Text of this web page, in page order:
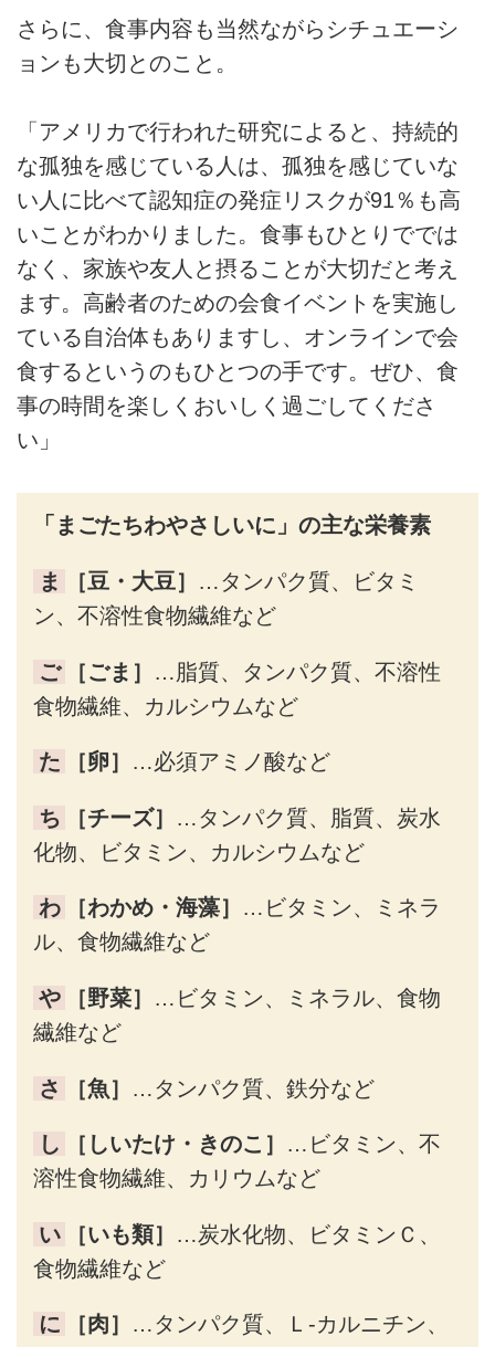
さらに、食事内容も当然ながらシチュエーシ
ョンも大切とのこと。
「アメリカで行われた研究によると、持続的
な孤独を感じている人は、孤独を感じていな
い人に比べて認知症の発症リスクが91％も高
いことがわかりました。食事もひとりででは
なく、家族や友人と摂ることが大切だと考え
ます。高齢者のための会食イベントを実施し
ている自治体もありますし、オンラインで会
食するというのもひとつの手です。ぜひ、食
事の時間を楽しくおいしく過ごしてくださ
い」
「まごたちわやさしいに」の主な栄養素
ま ［豆・大豆］ …タンパク質、ビタミ
ン、不溶性食物繊維など
ご ［ごま］ …脂質、タンパク質、不溶性
食物繊維、カルシウムなど
た ［卵］ …必須アミノ酸など
ち ［チーズ］ …タンパク質、脂質、炭水
化物、ビタミン、カルシウムなど
わ ［わかめ・海藻］ …ビタミン、ミネラ
ル、食物繊維など
や ［野菜］ …ビタミン、ミネラル、食物
繊維など
さ ［魚］ …タンパク質、鉄分など
し ［しいたけ・きのこ］ …ビタミン、不
溶性食物繊維、カリウムなど
い ［いも類］ …炭水化物、ビタミンＣ、
食物繊維など
に ［肉］ …タンパク質、Ｌ-カルニチン、